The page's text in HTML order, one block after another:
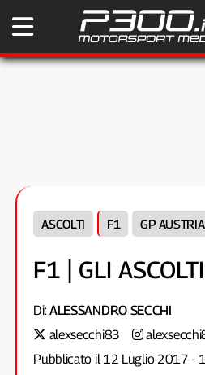
ASCOLTI F1 GP AUSTRIA
F1 | GLI
Di:ALESSANDRO SECCHI
alexsecchi83
Pubblicato il 12 Luglio 2017 -